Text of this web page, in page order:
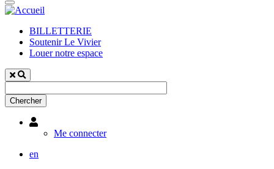
BILLETTERIE
Soutenir Le Vivier
Louer notre espace
Utilisateur
Me connecter
en